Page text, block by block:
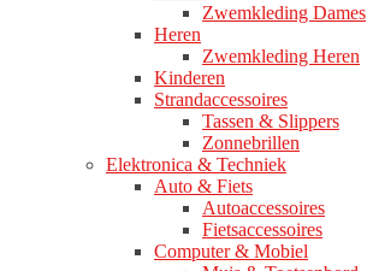
Zwemkleding Dames
Heren
Zwemkleding Heren
Kinderen
Strandaccessoires
Tassen & Slippers
Zonnebrillen
Elektronica & Techniek
Auto & Fiets
Autoaccessoires
Fietsaccessoires
Computer & Mobiel